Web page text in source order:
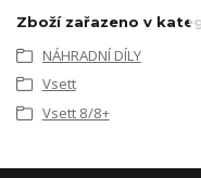
Zboží zařazeno v
NÁHRADNÍ DÍLY
Vsett
Vsett 8/8+